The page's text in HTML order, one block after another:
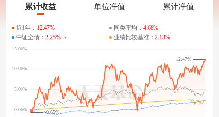
累计收益 单位净值 累计净值
近1年： 12.47% 同类平均： 4.68%
中证全债： 2.25% 业绩比较基准： 2.13%
-0.65%
12.47%